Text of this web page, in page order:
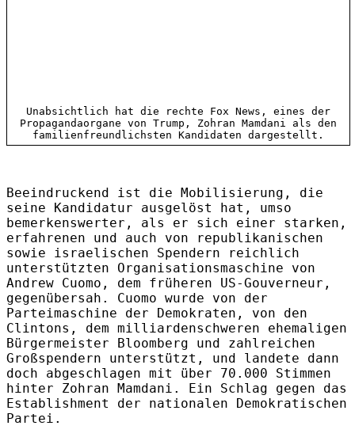
Unabsichtlich hat die rechte Fox News, eines der
Propagandaorgane von Trump, Zohran Mamdani als den
familienfreundlichsten Kandidaten dargestellt.
Beeindruckend ist die Mobilisierung, die
seine Kandidatur ausgelöst hat, umso
bemerkenswerter, als er sich einer starken,
erfahrenen und auch von republikanischen
sowie israelischen Spendern reichlich
unterstützten Organisationsmaschine von
Andrew Cuomo, dem früheren US-Gouverneur,
gegenübersah. Cuomo wurde von der
Parteimaschine der Demokraten, von den
Clintons, dem milliardenschweren ehemaligen
Bürgermeister Bloomberg und zahlreichen
Großspendern unterstützt, und landete dann
doch abgeschlagen mit über 70.000 Stimmen
hinter Zohran Mamdani. Ein Schlag gegen das
Establishment der nationalen Demokratischen
Partei.